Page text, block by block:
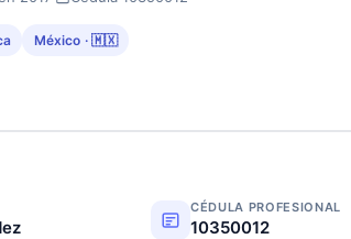
México · 🇲🇽
CÉDULA PROFESIONAL
10350012